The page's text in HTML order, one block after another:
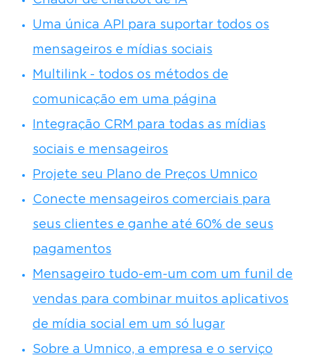
Uma única API para suportar todos os
mensageiros e mídias sociais
Multilink - todos os métodos de
comunicação em uma página
Integração CRM para todas as mídias
sociais e mensageiros
Projete seu Plano de Preços Umnico
Conecte mensageiros comerciais para
seus clientes e ganhe até 60% de seus
pagamentos
Mensageiro tudo-em-um com um funil de
vendas para combinar muitos aplicativos
de mídia social em um só lugar
Sobre a Umnico, a empresa e o serviço